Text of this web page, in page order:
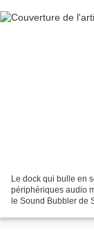
Le dock qui bulle en
périphériques audio
le Sound Bubbler de